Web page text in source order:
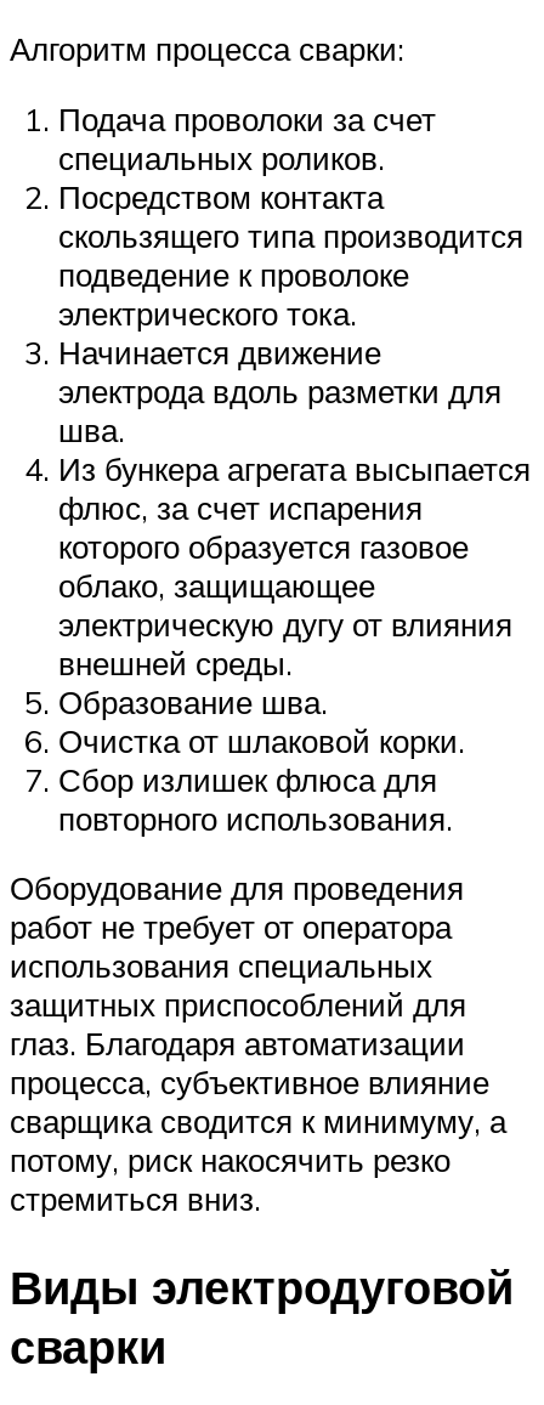
Алгоритм процесса сварки:
Подача проволоки за счет
специальных роликов.
Посредством контакта
скользящего типа производится
подведение к проволоке
электрического тока.
Начинается движение
электрода вдоль разметки для
шва.
Из бункера агрегата высыпается
флюс, за счет испарения
которого образуется газовое
облако, защищающее
электрическую дугу от влияния
внешней среды.
Образование шва.
Очистка от шлаковой корки.
Сбор излишек флюса для
повторного использования.
Оборудование для проведения
работ не требует от оператора
использования специальных
защитных приспособлений для
глаз. Благодаря автоматизации
процесса, субъективное влияние
сварщика сводится к минимуму, а
потому, риск накосячить резко
стремиться вниз.
Виды электродуговой
сварки